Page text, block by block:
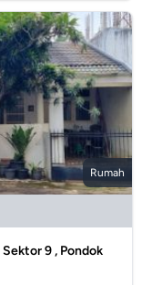
Rumah
9 , Pondok